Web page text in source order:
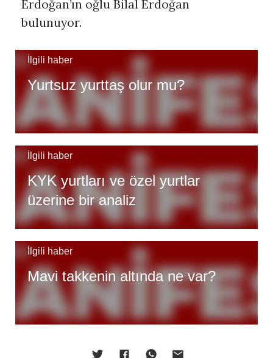
Erdoğan’ın oğlu Bilal Erdoğan
bulunuyor.
İlgili haber
Yurtsuz yurttaş olur mu?
İlgili haber
KYK yurtları ve özel yurtlar
üzerine bir analiz
İlgili haber
Mavi takkenin altında ne var?